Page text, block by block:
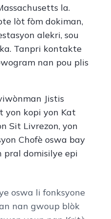
la.
lòt fòm dokiman,
alekri, sou
Tanpri kontakte
nan pou plis
Jistis
yon kopi yon Kat
Sit Livrezon, yon
Chofè oswa bay
pral domisilye epi
oswa li fonksyone
nan gwoup blòk